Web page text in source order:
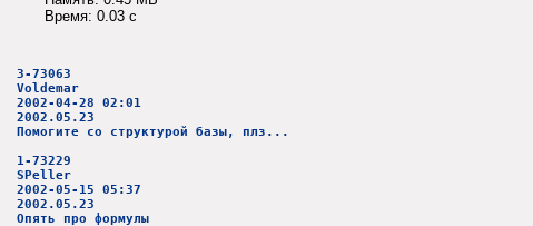
Время: 0.03 c
3-73063
Voldemar
2002-04-28 02:01
2002.05.23
Помогите со структурой базы, плз...
1-73229
SPeller
2002-05-15 05:37
2002.05.23
Опять про формулы